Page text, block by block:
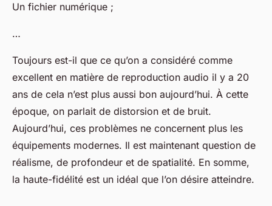
Un fichier numérique ;
…
Toujours est-il que ce qu’on a considéré comme
excellent en matière de reproduction audio il y a 20
ans de cela n’est plus aussi bon aujourd’hui. À cette
époque, on parlait de distorsion et de bruit.
Aujourd’hui, ces problèmes ne concernent plus les
équipements modernes. Il est maintenant question de
réalisme, de profondeur et de spatialité. En somme,
la haute-fidélité est un idéal que l’on désire atteindre.